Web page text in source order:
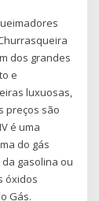
dos grandes
e
luxuosas,
preços são
é uma
do gás
gasolina ou
óxidos
Gás.